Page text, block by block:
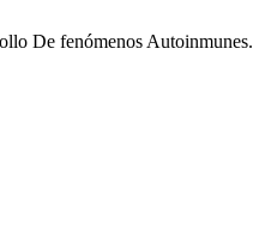
De fenómenos Autoinmunes.